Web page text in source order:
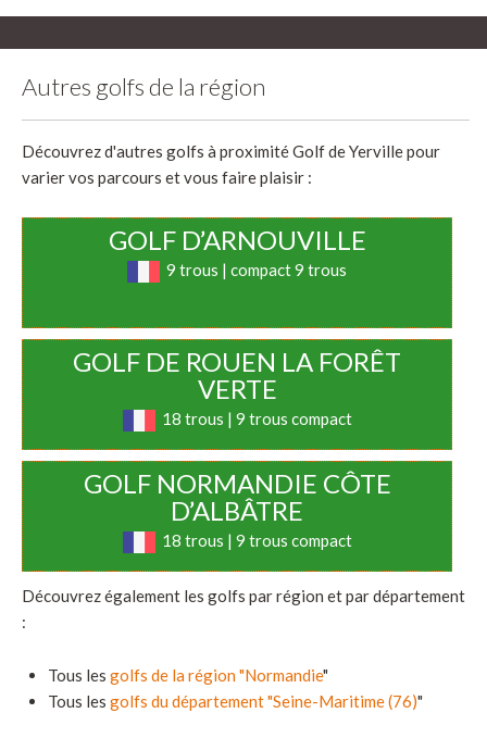
Autres golfs de la région
Découvrez d'autres golfs à proximité Golf de Yerville pour
varier vos parcours et vous faire plaisir :
GOLF D’ARNOUVILLE
9 trous | compact 9 trous
GOLF DE ROUEN LA FORÊT
VERTE
18 trous | 9 trous compact
GOLF NORMANDIE CÔTE
D’ALBÂTRE
18 trous | 9 trous compact
Découvrez également les golfs par région et par département
:
Tous les golfs de la région "Normandie"
Tous les golfs du département "Seine-Maritime (76)"